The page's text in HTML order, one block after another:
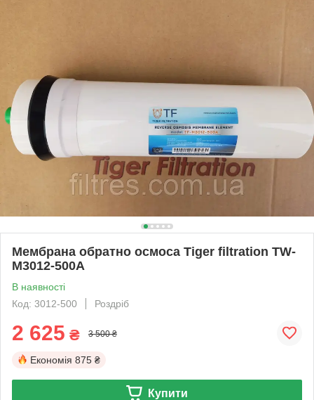
Мембрана обратно осмоса Tiger filtration TW-
M3012-500A
В наявності
Код: 3012-500
Роздріб
2 625 ₴ 3 500 ₴
Економія 875 ₴
Купити